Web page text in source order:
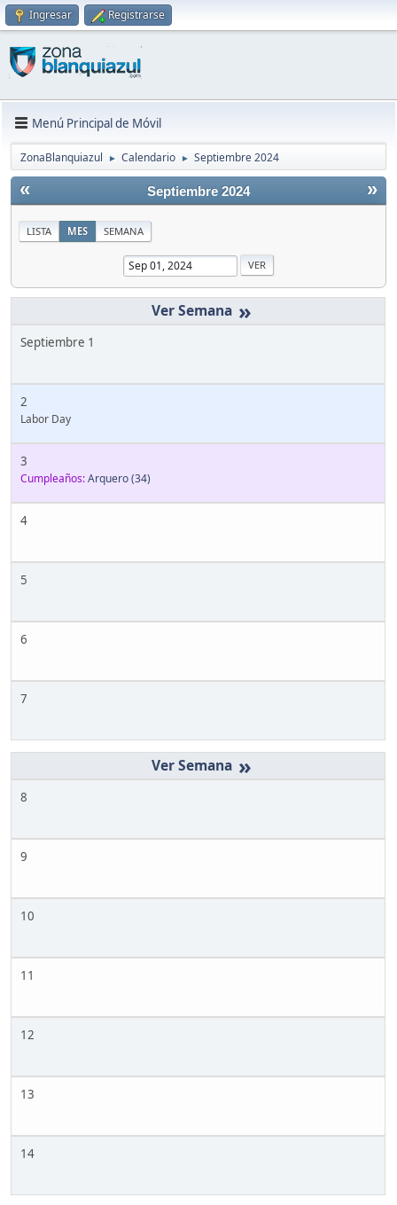
Ingresar Registrarse
Menú Principal de Móvil
ZonaBlanquiazul ► Calendario ► Septiembre 2024
« »
Septiembre 2024
LISTA MES SEMANA
»
Septiembre 1
2
Labor Day
3
Cumpleaños:Arquero(34)
4
5
6
7
»
8
9
10
11
12
13
14